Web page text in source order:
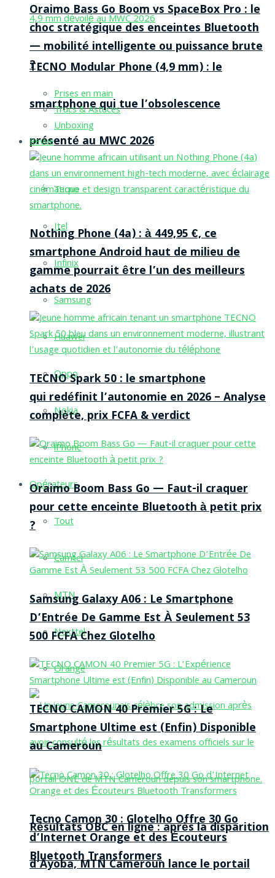
TECNO Modular Phone (4,9 mm) : le
smartphone qui tue l’obsolescence
présenté au MWC 2026
Tecno
Itel
Infinix
Samsung
Huawei
Oppo
Nokia
iPhone
Opérateurs
Tout
Camtel
MTN
Nexttel
Orange
Résultats OBC en ligne : après la disparition
d’Ayoba, MTN Cameroun lance le portail
Oraimo Bass Go Boom vs SpaceBox Pro : le
choc stratégique des enceintes Bluetooth
— mobilité intelligente ou puissance brute
?
Prises en main
Trucs & Astuces
Unboxing
Revue
Nothing Phone (4a) : à 449,95 €, ce
smartphone Android haut de milieu de
gamme pourrait être l’un des meilleurs
achats de 2026
TECNO Spark 50 : le smartphone
qui redéfinit l’autonomie en 2026 – Analyse
complète, prix FCFA & verdict
Oraimo Boom Bass Go — Faut-il craquer
pour cette enceinte Bluetooth à petit prix
?
Samsung Galaxy A06 : Le Smartphone
D’Entrée De Gamme Est À Seulement 53
500 FCFA Chez Glotelho
TECNO CAMON 40 Premier 5G : Le
Smartphone Ultime est (Enfin) Disponible
au Cameroun
Tecno Camon 30 : Glotelho Offre 30 Go
d’Internet Orange et des Écouteurs
Bluetooth Transformers